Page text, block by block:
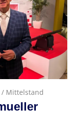
/ Mittelstand